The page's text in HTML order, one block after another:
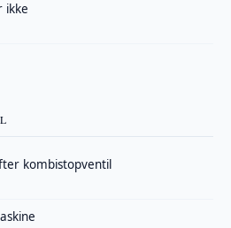
ikke
kombistopventil